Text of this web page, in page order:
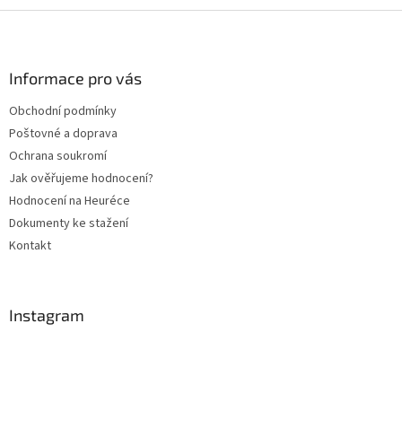
Informace pro vás
Obchodní podmínky
Poštovné a doprava
Ochrana soukromí
Jak ověřujeme hodnocení?
Hodnocení na Heuréce
Dokumenty ke stažení
Kontakt
Instagram